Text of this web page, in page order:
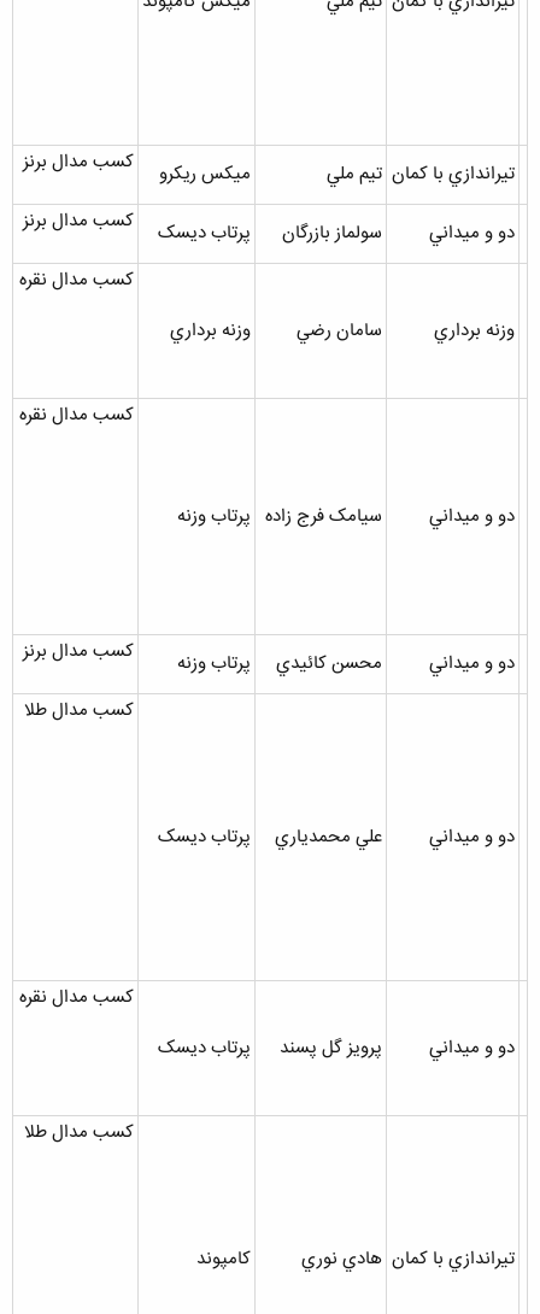
تيراندازي با کمان تيم ملي ميکس ريکرو کسب مدال برنز
دو و ميداني سولماز بازرگان پرتاب ديسک کسب مدال برنز
وزنه برداري سامان رضي وزنه برداري
کسب مدال نقره
دو و ميداني سيامک فرج زاده پرتاب وزنه
کسب مدال نقره
دو و ميداني محسن کائيدي پرتاب وزنه کسب مدال برنز
دو و ميداني علي محمدياري پرتاب ديسک
کسب مدال طلا
دو و ميداني پرويز گل پسند پرتاب ديسک
کسب مدال نقره
تيراندازي با کمان هادي نوري کامپوند
کسب مدال طلا